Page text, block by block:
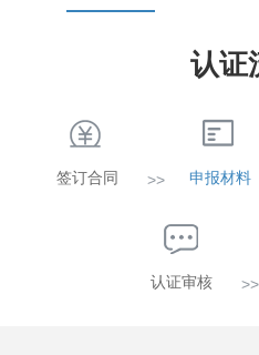
认证
签订合同 >> 申报材料
认证审核 >>